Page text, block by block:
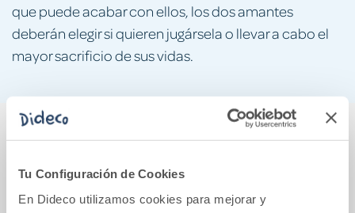
Tu Configuración de Cookies
En Dideco utilizamos cookies para mejorar y
que puede acabar con ellos, los dos amantes
deberán elegir si quieren jugársela o llevar a cabo el
mayor sacrificio de sus vidas.
También podría gustarte...